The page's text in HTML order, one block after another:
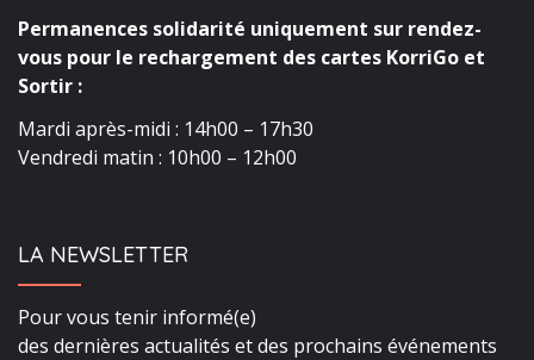
Permanences solidarité uniquement sur rendez-
vous pour le rechargement des cartes KorriGo et
Sortir :
Mardi après-midi : 14h00 – 17h30
Vendredi matin : 10h00 – 12h00
LA NEWSLETTER
Pour vous tenir informé(e)
des dernières actualités et des prochains événements